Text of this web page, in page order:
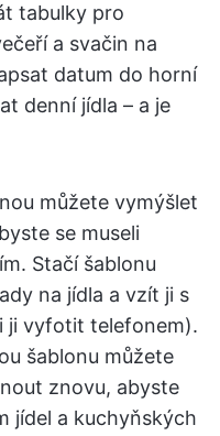
tabulky pro
a svačin na
datum do horní
denní jídla – a je
můžete vymýšlet
se museli
Stačí šablonu
na jídla a vzít ji s
ji vyfotit telefonem).
šablonu můžete
znovu, abyste
jídel a kuchyňských